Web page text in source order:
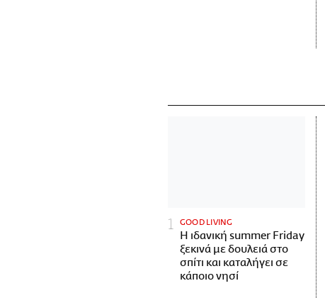
GOOD LIVING
Η ιδανική summer Friday
ξεκινά με δουλειά στο
σπίτι και καταλήγει σε
κάποιο νησί